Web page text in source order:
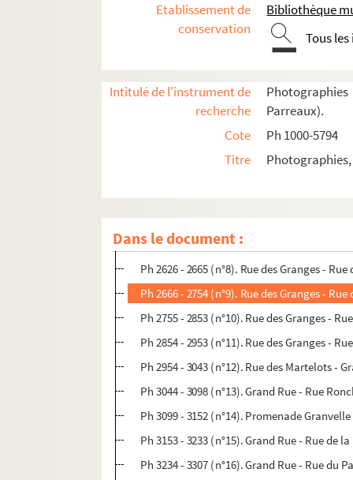
Etablissement de
conservation
Bibliothèque
Tous
Intitulé de l'instrument de
recherche
Parreaux).
Cote
Ph 1000-5794
Titre
Dans le document :
Ph 1000 - 2211 (table 1). Citadelle et
Ph 2212 - 4068 (table 2). Boucle
Ph 2212 - 2234. Vues d'ensemble
Ph 2235 - 2287 (n°1). Rue d'Alsace
Ph 2381 - 2412 (n°4). Place Jean Cornet
Ph 2413 - 2487 (n°5). Rue des Granges - Rue
Ph 2488 - 2564 (n°6). Rue des Granges - Rue
Ph 2565 - 2625 (n°7). Rue des Granges -
Ph 2626 - 2665 (n°8). Rue des Granges -
Ph 2666 - 2754 (n°9). Rue des Granges -
Ph 2755 - 2853 (n°10). Rue des Granges -
Ph 2854 - 2953 (n°11). Rue des Granges -
Ph 2954 - 3043 (n°12). Rue des Martelots -
Ph 3044 - 3098 (n°13). Grand Rue - Rue
Ph 3099 - 3152 (n°14). Promenade Granvelle
Ph 3153 - 3233 (n°15). Grand Rue - Rue de
Ph 3234 - 3307 (n°16). Grand Rue - Rue du